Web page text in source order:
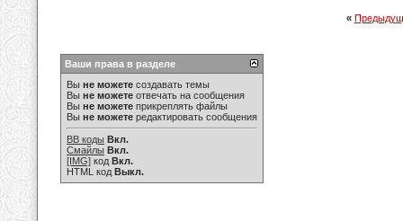
«
Ваши права в разделе
Вы не можете создавать темы
Вы не можете отвечать на сообщения
Вы не можете прикреплять файлы
Вы не можете редактировать сообщения
BB коды Вкл.
Смайлы Вкл.
[IMG] код Вкл.
HTML код Выкл.